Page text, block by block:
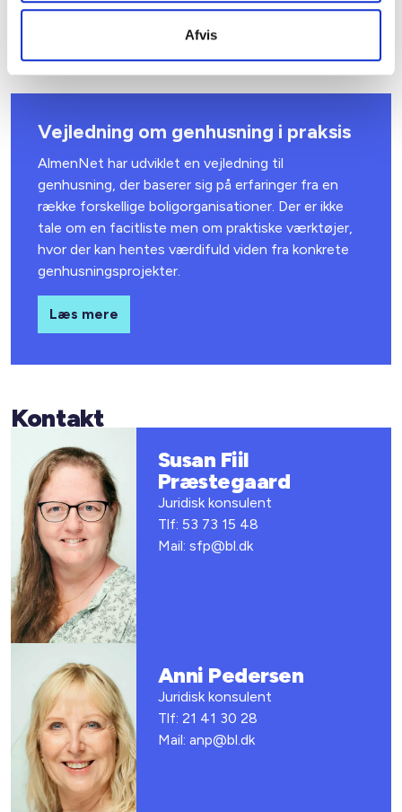
Afvis
fraflytningssyn af den midlertidige genhusningsbolig, er
det boligorganisationen, der må afholde udgiften for
eventuel misligholdelse.
Vejledning om genhusning i praksis
AlmenNet har udviklet en vejledning til
genhusning, der baserer sig på erfaringer fra en
række forskellige boligor­ganisationer. Der er ikke
tale om en facitliste men om praktiske værktøjer,
hvor der kan hentes værdifuld viden fra konkrete
genhusningsprojekter.
Læs mere
Kontakt
Susan Fiil
Præstegaard
Juridisk konsulent
Tlf: 53 73 15 48
Mail: sfp@bl.dk
Anni Pedersen
Juridisk konsulent
Tlf: 21 41 30 28
Mail: anp@bl.dk